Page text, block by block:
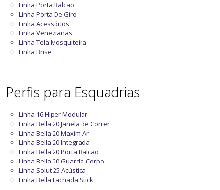
Linha Porta Balcão
Linha Porta De Giro
Linha Acessórios
Linha Venezianas
Linha Tela Mosquiteira
Linha Brise
Perfis para Esquadrias
Linha 16 Hiper Modular
Linha Bella 20 Janela de Correr
Linha Bella 20 Maxim-Ar
Linha Bella 20 Integrada
Linha Bella 20 Porta Balcão
Linha Bella 20 Guarda-Corpo
Linha Solut 25 Acústica
Linha Bella Fachada Stick